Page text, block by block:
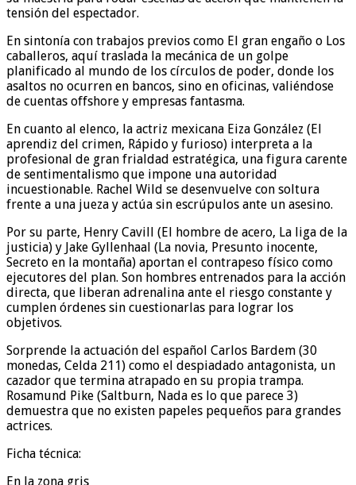
tensión del espectador.
En sintonía con trabajos previos como El gran engaño o Los
caballeros, aquí traslada la mecánica de un golpe
planificado al mundo de los círculos de poder, donde los
asaltos no ocurren en bancos, sino en oficinas, valiéndose
de cuentas offshore y empresas fantasma.
En cuanto al elenco, la actriz mexicana Eiza González (El
aprendiz del crimen, Rápido y furioso) interpreta a la
profesional de gran frialdad estratégica, una figura carente
de sentimentalismo que impone una autoridad
incuestionable. Rachel Wild se desenvuelve con soltura
frente a una jueza y actúa sin escrúpulos ante un asesino.
Por su parte, Henry Cavill (El hombre de acero, La liga de la
justicia) y Jake Gyllenhaal (La novia, Presunto inocente,
Secreto en la montaña) aportan el contrapeso físico como
ejecutores del plan. Son hombres entrenados para la acción
directa, que liberan adrenalina ante el riesgo constante y
cumplen órdenes sin cuestionarlas para lograr los
objetivos.
Sorprende la actuación del español Carlos Bardem (30
monedas, Celda 211) como el despiadado antagonista, un
cazador que termina atrapado en su propia trampa.
Rosamund Pike (Saltburn, Nada es lo que parece 3)
demuestra que no existen papeles pequeños para grandes
actrices.
Ficha técnica:
En la zona gris